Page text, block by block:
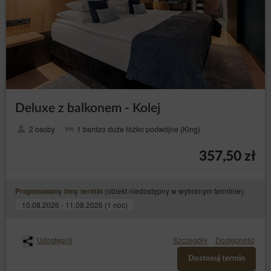
Deluxe z balkonem - Kolej
2 osoby 1 bardzo duże łóżko podwójne (King)
357,50 zł
Proponowany inny termin (obiekt niedostępny w wybranym terminie):
10.08.2026 - 11.08.2026 (1 noc)
Udostępnij Szczegóły Dostępność
Dostosuj termin